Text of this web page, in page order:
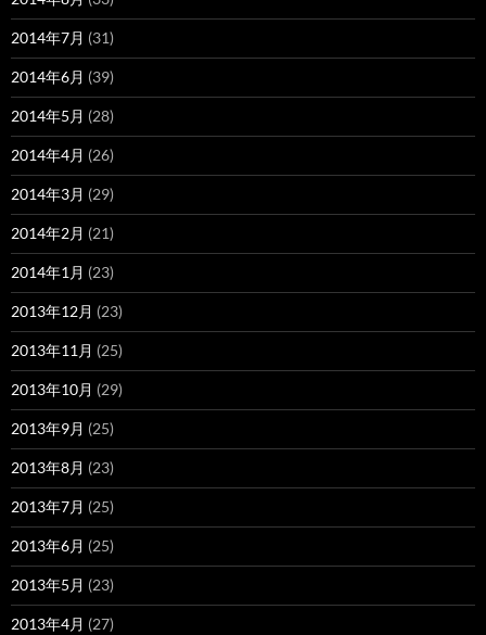
2014年7月 (31)
2014年6月 (39)
2014年5月 (28)
2014年4月 (26)
2014年3月 (29)
2014年2月 (21)
2014年1月 (23)
2013年12月 (23)
2013年11月 (25)
2013年10月 (29)
2013年9月 (25)
2013年8月 (23)
2013年7月 (25)
2013年6月 (25)
2013年5月 (23)
2013年4月 (27)